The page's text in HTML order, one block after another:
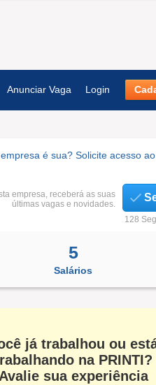
Anunciar Vaga Login
é sua? Solicite acesso ao
empresa, receberá as suas
últimas vagas e novidades.
128
5
Salários
já trabalhou ou
na PRINTI?
Avalie sua experiência